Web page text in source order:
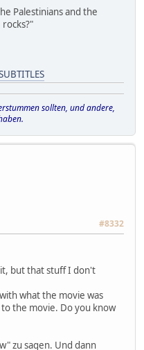
Palestinians and the
sollten, und andere,
#8332
but that stuff I don't
what the movie was
the movie. Do you know
zu sagen. Und dann